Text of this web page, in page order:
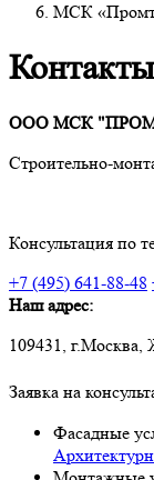
МСК
Контакты
ООО МСК
Строительно-
Консультация по
+7 (495) 641-88-48
Наш адрес:
109431,
Заявка на
Фасадные